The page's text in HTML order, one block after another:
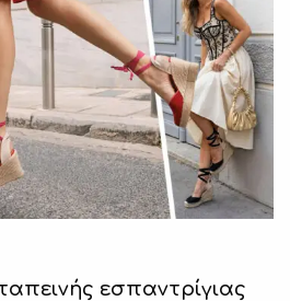
εσπαντρίγιας